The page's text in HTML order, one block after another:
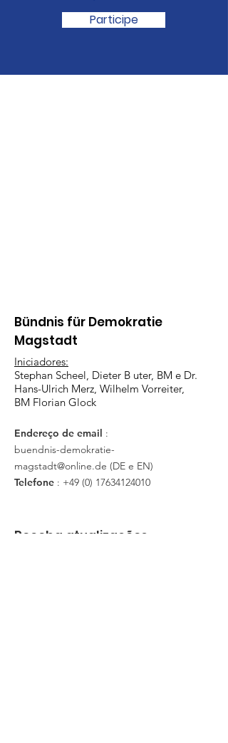
Participe
Bündnis für Demokratie
Magstadt
Iniciadores:
Stephan Scheel, Dieter B uter, BM e Dr.
Hans-Ulrich Merz, Wilhelm Vorreiter,
BM Florian Glock
Endereço de email :
buendnis-demokratie-
magstadt@online.de (DE e EN)
Telefone : +49 (0) 17634124010
Receba atualizações